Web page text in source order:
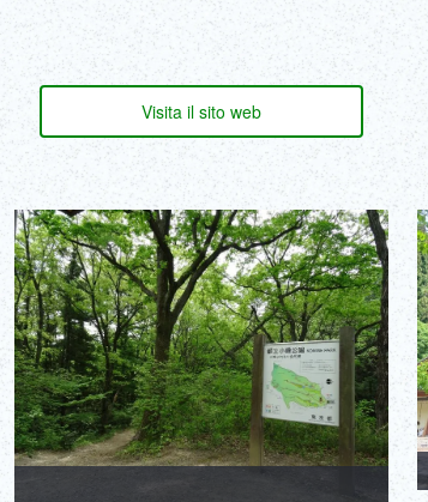
Visita il sito web